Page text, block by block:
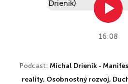
16:08
Podcast: Michal Drienik -
reality, Osobnostný rozvoj,